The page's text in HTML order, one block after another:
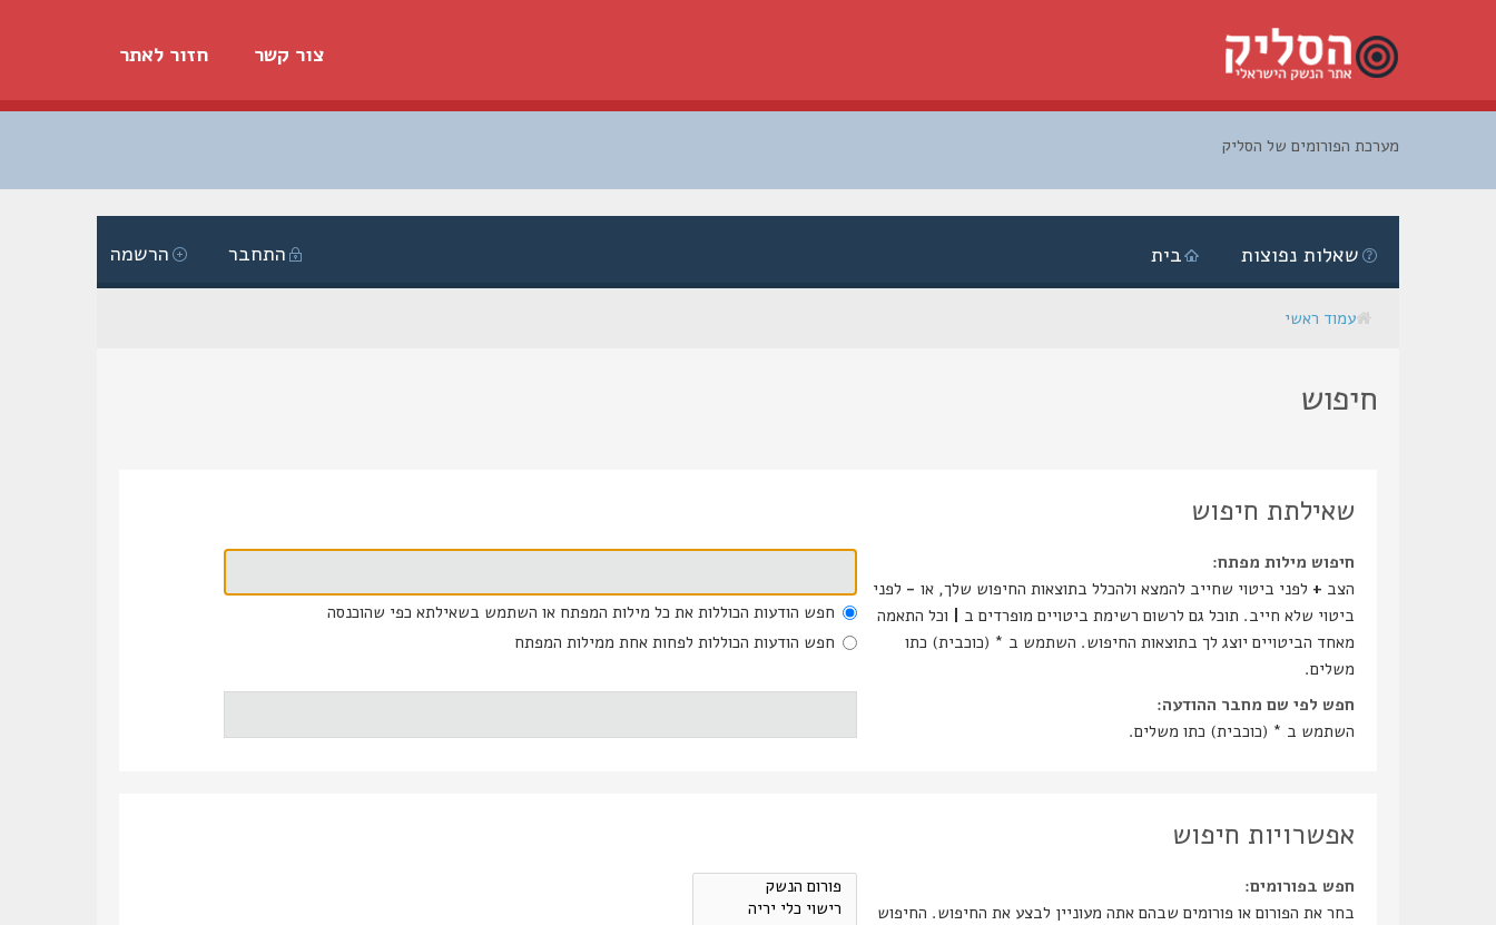
חזור לאתר צור קשר
מערכת הפורומים של הסליק
הרשמה התחבר בית שאלות נפוצות
עמוד ראשי
חיפוש
שאילתת חיפוש
חיפוש מילות מפתח:
הצב + לפני ביטוי שחייב להמצא ולהכלל בתוצאות החיפוש שלך, או - לפני
ביטוי שלא חייב. תוכל גם לרשום רשימת ביטויים מופרדים ב | וכל התאמה
מאחד הביטויים יוצג לך בתוצאות החיפוש. השתמש ב * (כוכבית) כתו
משלים.
חפש הודעות הכוללות את כל מילות המפתח או השתמש בשאילתא כפי שהוכנסה
חפש הודעות הכוללות לפחות אחת ממילות המפתח
חפש לפי שם מחבר ההודעה:
השתמש ב * (כוכבית) כתו משלים.
אפשרויות חיפוש
חפש בפורומים:
בחר את הפורום או פורומים שבהם אתה מעוניין לבצע את החיפוש. החיפוש